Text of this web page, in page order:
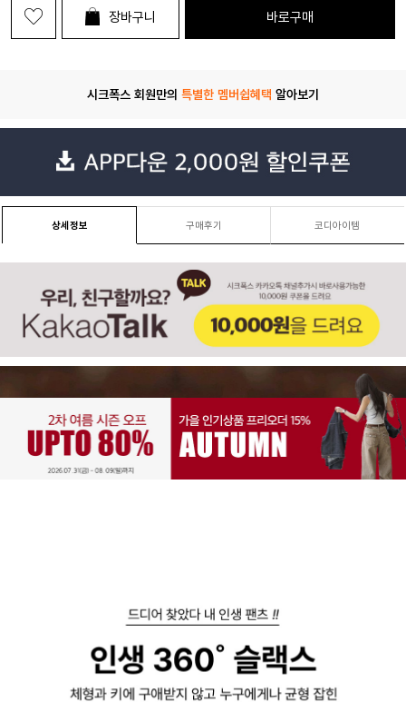
장바구니 바로구매
시크폭스 회원만의 특별한 멤버쉽혜택 알아보기
상세정보 구매후기 코디아이템